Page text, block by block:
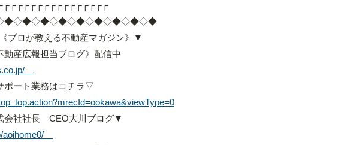
プロが教える不動産マガジン》▼
動産広報担当ブログ》配信中
ポート業務はコチラ▽
会社社長 CEO大川ブログ▼
aoihome0/